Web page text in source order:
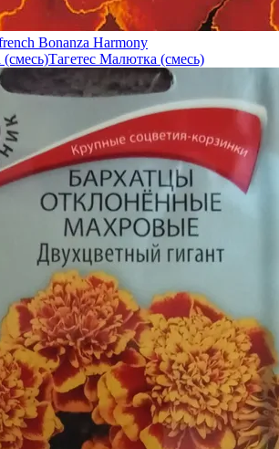
Bonanza Harmony
Тагетес Малютка (смесь)